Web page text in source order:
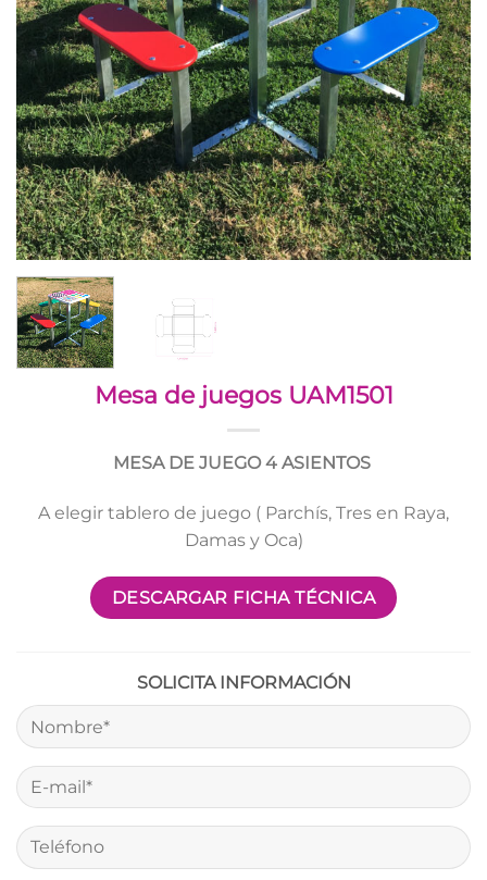
Mesa de juegos UAM1501
MESA DE JUEGO 4 ASIENTOS
A elegir tablero de juego ( Parchís, Tres en Raya,
Damas y Oca)
DESCARGAR FICHA TÉCNICA
SOLICITA INFORMACIÓN